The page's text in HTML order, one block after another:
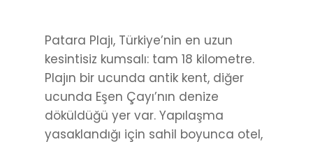
Patara Plajı, Türkiye’nin en uzun
kesintisiz kumsalı: tam 18 kilometre.
Plajın bir ucunda antik kent, diğer
ucunda Eşen Çayı’nın denize
döküldüğü yer var. Yapılaşma
yasaklandığı için sahil boyunca otel,